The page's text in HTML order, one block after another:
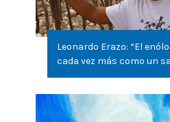
Leonardo Erazo: “El
cada vez más como un